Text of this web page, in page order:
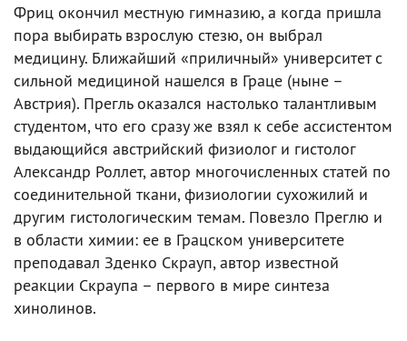
Фриц окончил местную гимназию, а когда пришла
пора выбирать взрослую стезю, он выбрал
медицину. Ближайший «приличный» университет с
сильной медициной нашелся в Граце (ныне –
Австрия). Прегль оказался настолько талантливым
студентом, что его сразу же взял к себе ассистентом
выдающийся австрийский физиолог и гистолог
Александр Роллет, автор многочисленных статей по
соединительной ткани, физиологии сухожилий и
другим гистологическим темам. Повезло Преглю и
в области химии: ее в Грацском университете
преподавал Зденко Скрауп, автор известной
реакции Скраупа – первого в мире синтеза
хинолинов.